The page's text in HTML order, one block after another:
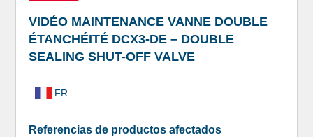
VIDÉO MAINTENANCE VANNE DOUBLE
ÉTANCHÉITÉ DCX3-DE – DOUBLE
SEALING SHUT-OFF VALVE
FR
Referencias de productos afectados